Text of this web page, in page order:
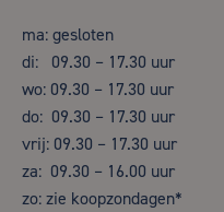
ma: gesloten
di: 09.30 – 17.30 uur
wo: 09.30 – 17.30 uur
do: 09.30 – 17.30 uur
vrij: 09.30 – 17.30 uur
za: 09.30 – 16.00 uur
zo: zie koopzondagen*